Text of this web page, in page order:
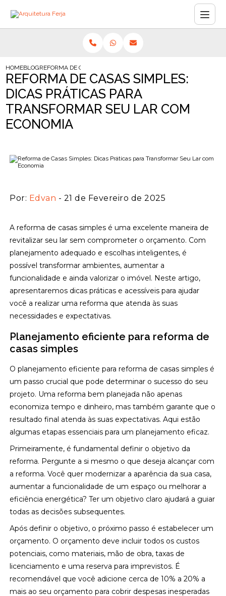
HOMEBLOGREFORMA DE CASAS SIMPLES: DICAS PRÁTICAS PARA
REFORMA DE CASAS SIMPLES:
DICAS PRÁTICAS PARA
TRANSFORMAR SEU LAR COM
ECONOMIA
Por: Edvan - 21 de Fevereiro de 2025
A reforma de casas simples é uma excelente maneira de
revitalizar seu lar sem comprometer o orçamento. Com
planejamento adequado e escolhas inteligentes, é
possível transformar ambientes, aumentar a
funcionalidade e ainda valorizar o imóvel. Neste artigo,
apresentaremos dicas práticas e acessíveis para ajudar
você a realizar uma reforma que atenda às suas
necessidades e expectativas.
Planejamento eficiente para reforma de
casas simples
O planejamento eficiente para reforma de casas simples é
um passo crucial que pode determinar o sucesso do seu
projeto. Uma reforma bem planejada não apenas
economiza tempo e dinheiro, mas também garante que o
resultado final atenda às suas expectativas. Aqui estão
algumas etapas essenciais para um planejamento eficaz.
Primeiramente, é fundamental definir o objetivo da
reforma. Pergunte a si mesmo o que deseja alcançar com
a reforma. Você quer modernizar a aparência da sua casa,
aumentar a funcionalidade de um espaço ou melhorar a
eficiência energética? Ter um objetivo claro ajudará a guiar
todas as decisões subsequentes.
Após definir o objetivo, o próximo passo é estabelecer um
orçamento. O orçamento deve incluir todos os custos
potenciais, como materiais, mão de obra, taxas de
licenciamento e uma reserva para imprevistos. É
recomendável que você adicione cerca de 10% a 20% a
mais ao seu orçamento para cobrir despesas inesperadas